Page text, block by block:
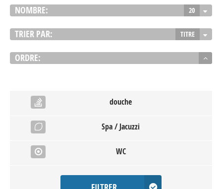
NOMBRE: 20
TRIER PAR: TITRE
ORDRE:
douche
Spa / Jacuzzi
WC